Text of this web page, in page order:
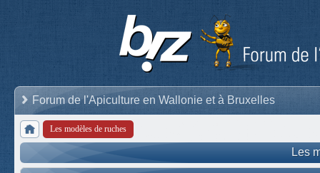
Forum de l'Apiculture en Wallonie et à Bruxelles
Les modèles de ruches
Les